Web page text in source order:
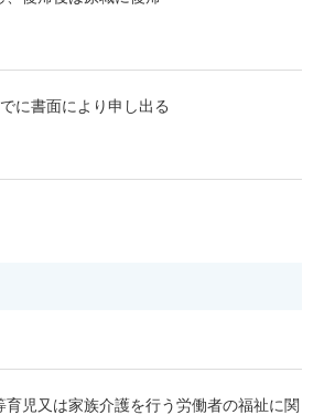
に書面により申し出る
児又は家族介護を行う労働者の福祉に関